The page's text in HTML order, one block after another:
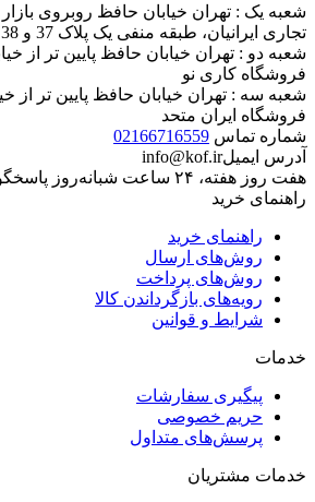
شعبه یک : تهران خیابان حافظ روبروی بازار
تجاری ایرانیان، طبقه منفی یک پلاک 37 و 38
فروشگاه کاری نو
فروشگاه ایران متحد
شماره تماس 02166716559
آدرس ایمیلinfo@kof.ir
هفت روز هفته، ۲۴ ساعت شبانه‌روز پاسخگوی شما هستیم.
راهنمای خرید
راهنمای خرید
روش‌های ارسال
روش‌های پرداخت
رویه‌های بازگرداندن کالا
شرایط و قوانین
خدمات
پیگیری سفارشات
حریم خصوصی
پرسش‌های متداول
خدمات مشتریان